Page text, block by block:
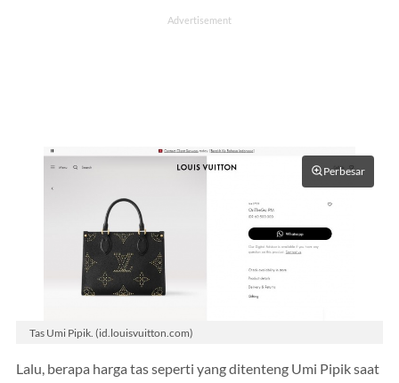
Perbesar
Tas Umi Pipik. (id.louisvuitton.com)
Lalu, berapa harga tas seperti yang ditenteng Umi Pipik saat